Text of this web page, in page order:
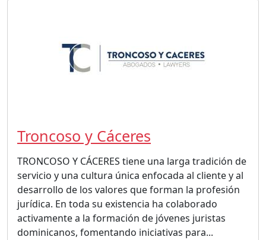
Troncoso y Cáceres
TRONCOSO Y CÁCERES tiene una larga tradición de
servicio y una cultura única enfocada al cliente y al
desarrollo de los valores que forman la profesión
jurídica. En toda su existencia ha colaborado
activamente a la formación de jóvenes juristas
dominicanos, fomentando iniciativas para...